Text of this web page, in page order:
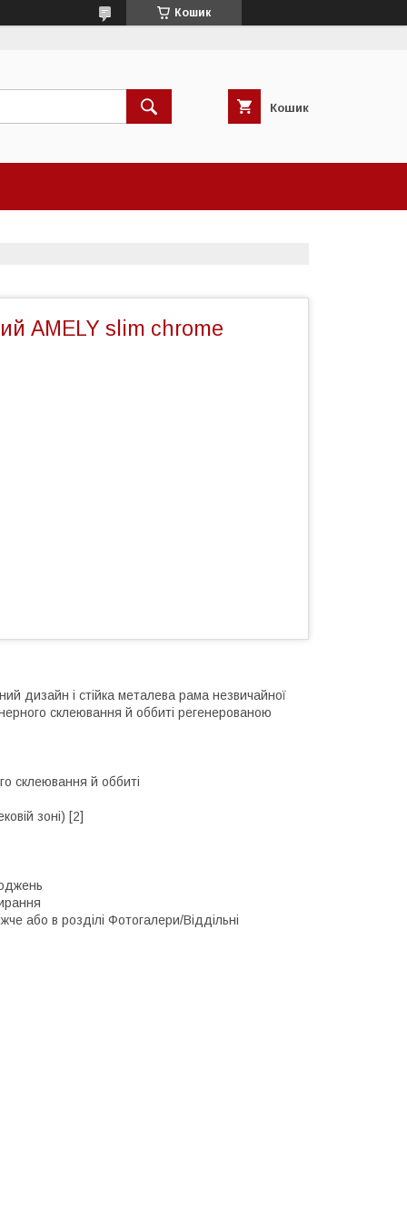
Кошик
Кошик
AMELY slim chrome
дизайн і стійка металева рама незвичайної
склеювання й оббиті регенерованою
склеювання й оббиті
зоні) [2]
або в розділі Фотогалери/Віддільні